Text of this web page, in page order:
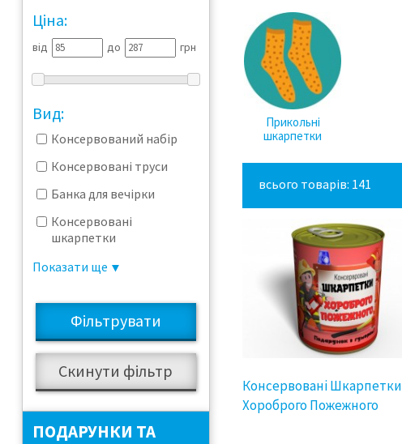
Ціна:
від до грн
Вид:
Консервований набір
Консервовані труси
Банка для вечірки
Консервовані
шкарпетки
Прикол у консерві
Показати ще
ПОДАРУНКИ ТА
Прикольні
шкарпетки
всього товарів: 141
Консервовані Шкарпетки
Хороброго Пожежного